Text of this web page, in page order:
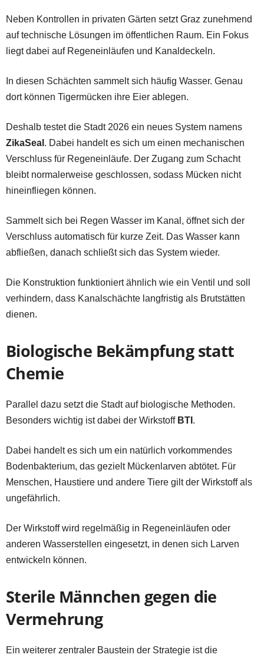
Neben Kontrollen in privaten Gärten setzt Graz zunehmend
auf technische Lösungen im öffentlichen Raum. Ein Fokus
liegt dabei auf Regeneinläufen und Kanaldeckeln.
In diesen Schächten sammelt sich häufig Wasser. Genau
dort können Tigermücken ihre Eier ablegen.
Deshalb testet die Stadt 2026 ein neues System namens
ZikaSeal . Dabei handelt es sich um einen mechanischen
Verschluss für Regeneinläufe. Der Zugang zum Schacht
bleibt normalerweise geschlossen, sodass Mücken nicht
hineinfliegen können.
Sammelt sich bei Regen Wasser im Kanal, öffnet sich der
Verschluss automatisch für kurze Zeit. Das Wasser kann
abfließen, danach schließt sich das System wieder.
Die Konstruktion funktioniert ähnlich wie ein Ventil und soll
verhindern, dass Kanalschächte langfristig als Brutstätten
dienen.
Biologische Bekämpfung statt
Chemie
Parallel dazu setzt die Stadt auf biologische Methoden.
Besonders wichtig ist dabei der Wirkstoff BTI .
Dabei handelt es sich um ein natürlich vorkommendes
Bodenbakterium, das gezielt Mückenlarven abtötet. Für
Menschen, Haustiere und andere Tiere gilt der Wirkstoff als
ungefährlich.
Der Wirkstoff wird regelmäßig in Regeneinläufen oder
anderen Wasserstellen eingesetzt, in denen sich Larven
entwickeln können.
Sterile Männchen gegen die
Vermehrung
Ein weiterer zentraler Baustein der Strategie ist die